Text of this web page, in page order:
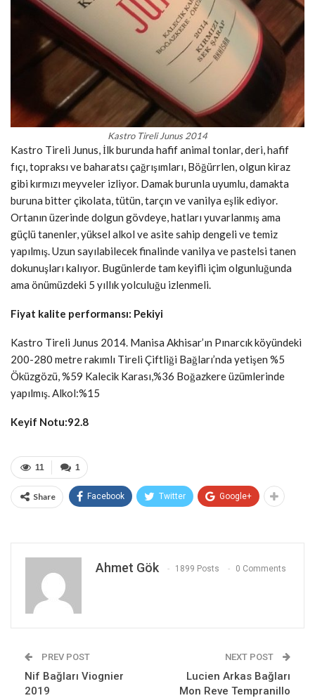
Kastro Tireli Junus 2014
Kastro Tireli Junus, İlk burunda hafif animal tonlar, deri, hafif
fıçı, topraksı ve baharatsı çağrışımları, Böğürrlen, olgun kiraz
gibi kırmızı meyveler izliyor. Damak burunla uyumlu, damakta
buruna bitter çikolata, tütün, tarçın ve vanilya eşlik ediyor.
Ortanın üzerinde dolgun gövdeye, hatları yuvarlanmış ama
güçlü tanenler, yüksel alkol ve asite sahip dengeli ve temiz
yapılmış. Uzun sayılabilecek finalinde vanilya ve pastelsi tanen
dokunuşları kalıyor. Bugünlerde tam keyifli içim olgunluğunda
ama önümüzdeki 5 yıllık yolculuğu izlenmeli.
Fiyat kalite performansı: Pekiyi
Kastro Tireli Junus 2014. Manisa Akhisar’ın Pınarcık köyündeki
200-280 metre rakımlı Tireli Çiftliği Bağları’nda yetişen %5
Öküzgözü, %59 Kalecik Karası,%36 Boğazkere üzümlerinde
yapılmış. Alkol:%15
Keyif Notu:92.8
1
11
Share Facebook Twitter Google+
Ahmet Gök 1899 Posts 0 Comments
PREV POST
Nif Bağları Viognier
2019
NEXT POST
Lucien Arkas Bağları
Mon Reve Tempranillo